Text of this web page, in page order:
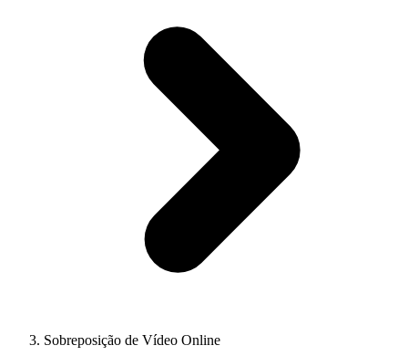
Sobreposição de Vídeo Online